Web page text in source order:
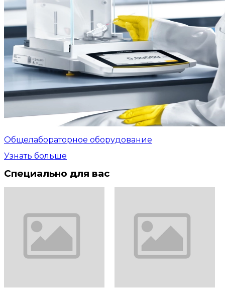
Общелабораторное оборудование
Узнать больше
Специально для вас